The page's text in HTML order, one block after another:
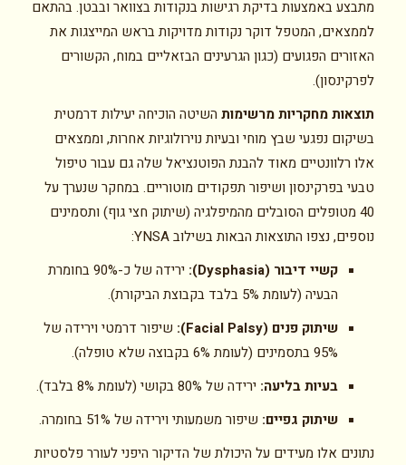
מתבצע באמצעות בדיקת רגישות בנקודות בצוואר ובבטן. בהתאם
לממצאים, המטפל דוקר נקודות מדויקות בראש המייצגות את
האזורים הפגועים (כגון הגרעינים הבזאליים במוח, הקשורים
לפרקינסון).
תוצאות מחקריות מרשימות השיטה הוכיחה יעילות דרמטית
בשיקום נפגעי שבץ מוחי ובעיות נוירולוגיות אחרות, וממצאים
אלו רלוונטיים מאוד להבנת הפוטנציאל שלה גם עבור טיפול
טבעי בפרקינסון ושיפור תפקודים מוטוריים. במחקר שנערך על
40 מטופלים הסובלים מהמיפלגיה (שיתוק חצי גוף) ותסמינים
נוספים, נצפו התוצאות הבאות בשילוב YNSA:
קשיי דיבור (Dysphasia):
ירידה של כ-90% בחומרת
הבעיה (לעומת 5% בלבד בקבוצת הביקורת).
שיתוק פנים (Facial Palsy):
שיפור דרמטי וירידה של
95% בתסמינים (לעומת 6% בקבוצה שלא טופלה).
בעיות בליעה: ירידה של 80% בקושי (לעומת 8% בלבד).
שיתוק גפיים: שיפור משמעותי וירידה של 51% בחומרה.
נתונים אלו מעידים על היכולת של הדיקור היפני לעורר פלסטיות